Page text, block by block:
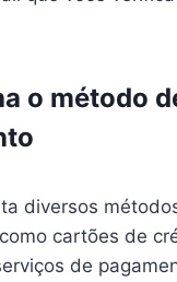
o método
diversos
cartões de
de